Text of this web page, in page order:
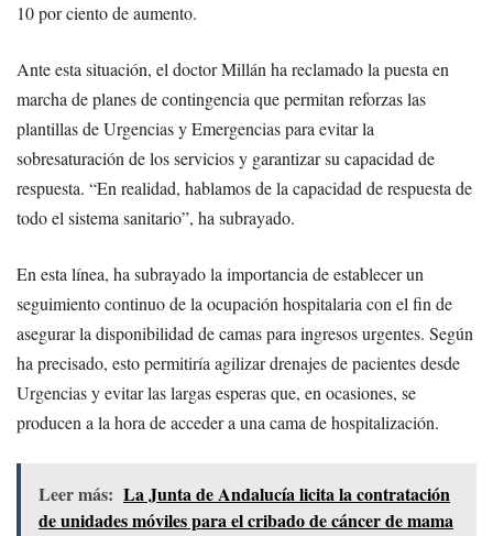
10 por ciento de aumento.
Ante esta situación, el doctor Millán ha reclamado la puesta en
marcha de planes de contingencia que permitan reforzas las
plantillas de Urgencias y Emergencias para evitar la
sobresaturación de los servicios y garantizar su capacidad de
respuesta. “En realidad, hablamos de la capacidad de respuesta de
todo el sistema sanitario”, ha subrayado.
En esta línea, ha subrayado la importancia de establecer un
seguimiento continuo de la ocupación hospitalaria con el fin de
asegurar la disponibilidad de camas para ingresos urgentes. Según
ha precisado, esto permitiría agilizar drenajes de pacientes desde
Urgencias y evitar las largas esperas que, en ocasiones, se
producen a la hora de acceder a una cama de hospitalización.
Leer más: La Junta de Andalucía licita la contratación
de unidades móviles para el cribado de cáncer de mama